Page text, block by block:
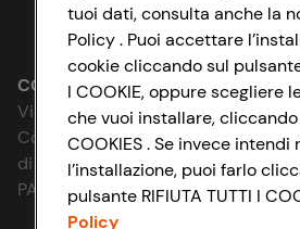
Impostazioni Cookie
Accessibilità
D&I e Parità di Genere
Strategia Fiscale
Lavora con noi
Le cooperative
News & Approfondimenti
Richiami prodotto
CONAD SOCIETÀ COOPERATIVA
Via Michelino, 59 | 40127
Codice Fiscale e Registro Imprese
di Bologna 00865960157
PARTITA IVA 03320960374
tuoi dati, consulta anche la
Policy . Puoi accettare
cookie cliccando sul
I COOKIE, oppure scegliere
che vuoi installare, cliccando
COOKIES . Se invece intendi
l’installazione, puoi farlo
pulsante RIFIUTA TUTTI I
Policy